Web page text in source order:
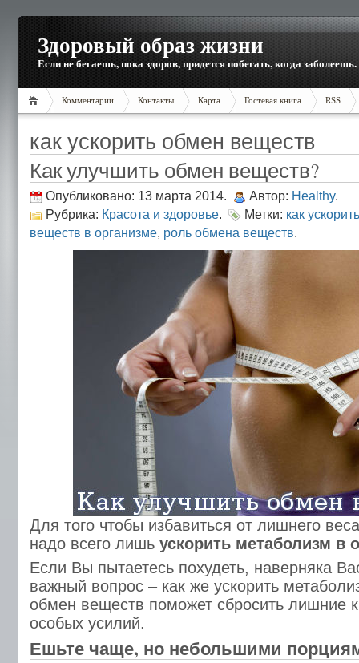
Здоровый образ жизни
Если не бегаешь, пока здоров, придется побегать, когда заболеешь.
Комментарии Контакты Карта Гостевая книга RSS
как ускорить обмен веществ
Как улучшить обмен веществ?
Опубликовано: 13 марта 2014. Автор: Healthy.
Рубрика: Красота и здоровье. Метки: как
веществ в организме, роль обмена веществ.
Для того чтобы избавиться от лишнего
надо всего лишь ускорить метаболизм в
Если Вы пытаетесь похудеть, наверняка
важный вопрос – как же ускорить
обмен веществ поможет сбросить лишние
особых усилий.
Ешьте чаще, но небольшими